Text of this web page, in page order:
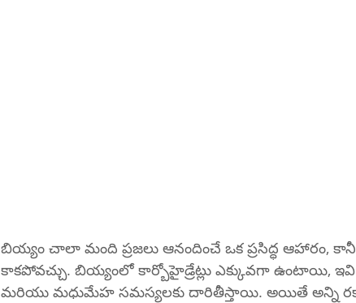
బియ్యం చాలా మంది ప్రజలు ఆనందించే ఒక ప్రసిద్ధ ఆహారం,
కాకపోవచ్చు. బియ్యంలో కార్బోహైడ్రేట్లు ఎక్కువగా ఉంటాయి,
మరియు మధుమేహ సమస్యలకు దారితీస్తాయి. అయితే అన్ని